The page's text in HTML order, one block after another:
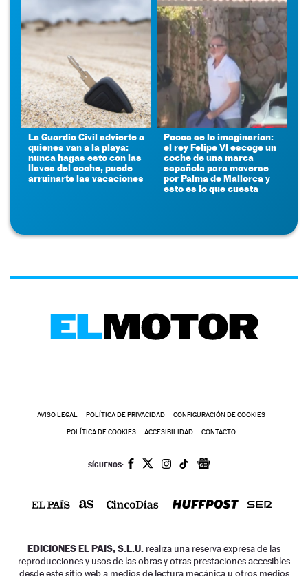
La Guardia Civil advierte a
quienes van a la playa:
nunca hagas esto con las
llaves del coche, puede
arruinarte las vacaciones
Pocos se lo imaginarían:
el rey Felipe VI escoge un
coche de una marca
española para moverse
por Palma de Mallorca y
esto es lo que cuesta
AVISO LEGAL POLÍTICA DE PRIVACIDAD CONFIGURACIÓN DE COOKIES
POLÍTICA DE COOKIES ACCESIBILIDAD CONTACTO
SÍGUENOS:
EDICIONES EL PAIS, S.L.U. realiza una reserva expresa de las
reproducciones y usos de las obras y otras prestaciones accesibles
desde este sitio web a medios de lectura mecánica u otros medios